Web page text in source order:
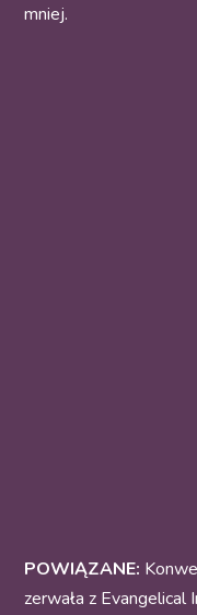
mniej.
POWIĄZANE:
zerwała z Evangelical